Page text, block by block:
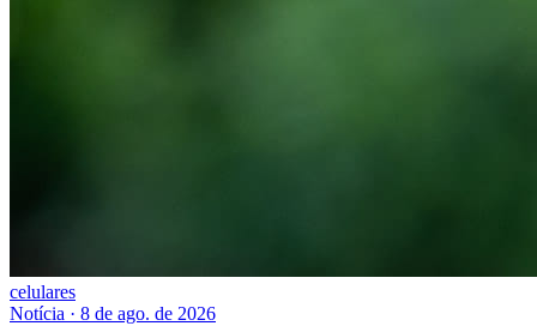
celulares
Notícia · 8 de ago. de 2026